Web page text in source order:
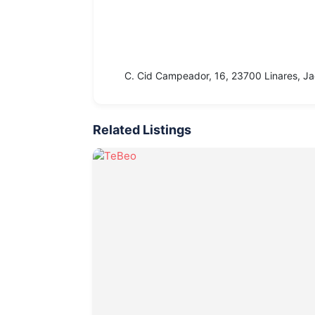
C. Cid Campeador, 16, 23700 Linares,
Related Listings